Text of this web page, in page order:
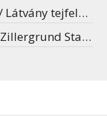
tejfeldolgozó
Stausee